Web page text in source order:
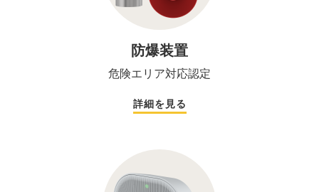
防爆装置
危険エリア対応認定
詳細を見る